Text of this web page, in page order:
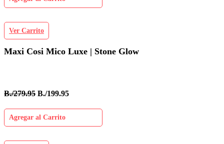
Ver Carrito
Maxi Cosi Mico Luxe | Stone Glow
B./279.95 B./199.95
Agregar al Carrito